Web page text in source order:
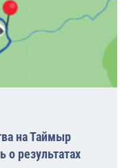
на Таймыр
результатах